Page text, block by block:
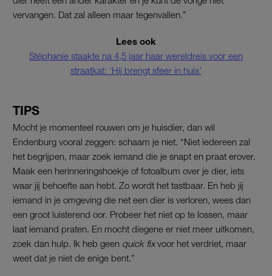
vervangen. Dat zal alleen maar tegenvallen.”
Lees ook
Stéphanie staakte na 4,5 jaar haar wereldreis voor een
straatkat: ‘Hij brengt sfeer in huis’
TIPS
Mocht je momenteel rouwen om je huisdier, dan wil
Endenburg vooral zeggen: schaam je niet. “Niet iedereen zal
het begrijpen, maar zoek iemand die je snapt en praat erover.
Maak een herinneringshoekje of fotoalbum over je dier, iets
waar jij behoefte aan hebt. Zo wordt het tastbaar. En heb jij
iemand in je omgeving die net een dier is verloren, wees dan
een groot luisterend oor. Probeer het niet op te lossen, maar
laat iemand praten. En mocht diegene er niet meer uitkomen,
zoek dan hulp. Ik heb geen quick fixvoor het verdriet, maar
weet dat je niet de enige bent.”